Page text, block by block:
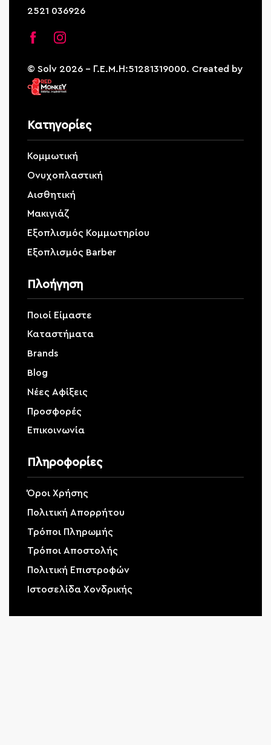
2521 036926
© Solv 2026 – Γ.E.M.Η:51281319000. Created by
Κατηγορίες
Κομμωτική
Ονυχοπλαστική
Αισθητική
Μακιγιάζ
Εξοπλισμός Κομμωτηρίου
Εξοπλισμός Barber
Πλοήγηση
Ποιοί Είμαστε
Καταστήματα
Brands
Blog
Νέες Αφίξεις
Προσφορές
Επικοινωνία
Πληροφορίες
Όροι Χρήσης
Πολιτική Απορρήτου
Τρόποι Πληρωμής
Τρόποι Αποστολής
Πολιτική Επιστροφών
Ιστοσελίδα Χονδρικής